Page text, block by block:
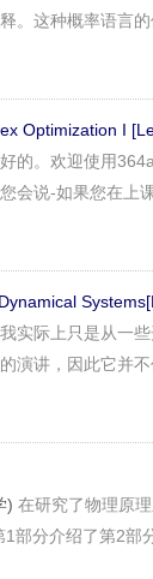
。这种概率语言
Optimization I
好的。欢迎使用
会说-如果您在上
我实际上只是从一
演讲，因此它并
) 在研究了物理原
部分介绍了第2部